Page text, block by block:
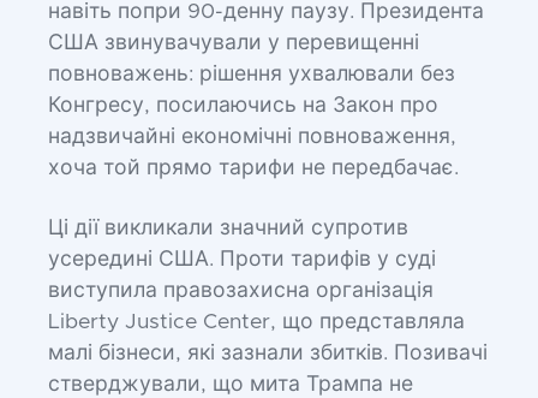
навіть попри 90-денну паузу. Президента
США звинувачували у перевищенні
повноважень: рішення ухвалювали без
Конгресу, посилаючись на Закон про
надзвичайні економічні повноваження,
хоча той прямо тарифи не передбачає.
Ці дії викликали значний супротив
усередині США. Проти тарифів у суді
виступила правозахисна організація
Liberty Justice Center, що представляла
малі бізнеси, які зазнали збитків. Позивачі
стверджували, що мита Трампа не